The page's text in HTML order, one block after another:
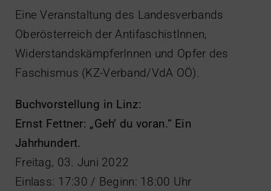
Eine Veranstaltung des Landesverbands
Oberösterreich der AntifaschistInnen,
WiderstandskämpferInnen und Opfer des
Faschismus (KZ-Verband/VdA OÖ).
Buchvorstellung in Linz:
Ernst Fettner: „Gehʼ du voran.“ Ein
Jahrhundert.
Freitag, 03. Juni 2022
Einlass: 17:30 / Beginn: 18:00 Uhr